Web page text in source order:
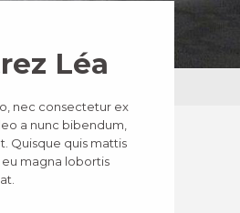
Léa
nec consectetur ex
a nunc bibendum,
Quisque quis mattis
magna lobortis